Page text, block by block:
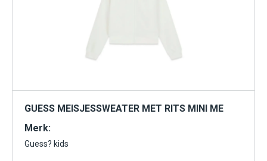
GUESS MEISJESSWEATER MET RITS MINI ME
Merk:
Guess? kids